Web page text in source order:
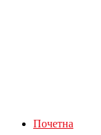
Почетна